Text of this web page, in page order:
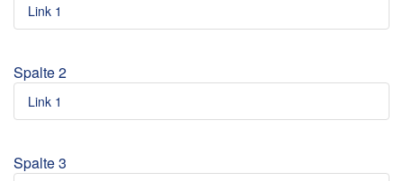
Link 1
Spalte 2
Link 1
Spalte 3